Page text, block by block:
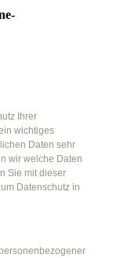
Ihrer
wichtiges
Daten sehr
wir welche Daten
Sie mit dieser
Datenschutz in